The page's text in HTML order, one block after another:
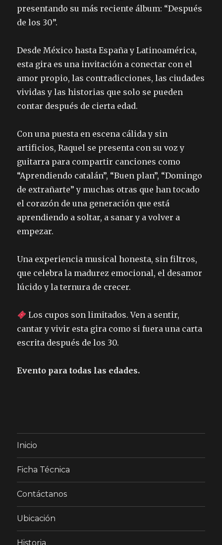
presentando su más reciente álbum: “Después
de los 30”.
Desde México hasta España y Latinoamérica,
esta gira es una invitación a conectar con el
amor propio, las contradicciones, las ciudades
vividas y las historias que solo se pueden
contar después de cierta edad.
Con una puesta en escena cálida y sin
artificios, Raquel se presenta con su voz y
guitarra para compartir canciones como
“Aprendiendo catalán”, “Buen plan”, “Domingo
de extrañarte” y muchas otras que han tocado
el corazón de una generación que está
aprendiendo a soltar, a sanar y a volver a
empezar.
Una experiencia musical honesta, sin filtros,
que celebra la madurez emocional, el desamor
lúcido y la ternura de crecer.
Los cupos son limitados. Ven a sentir,
cantar y vivir esta gira como si fuera una carta
escrita después de los 30.
Evento para todas las edades.
Inicio
Ficha Técnica
Contáctanos
Ubicación
Historia